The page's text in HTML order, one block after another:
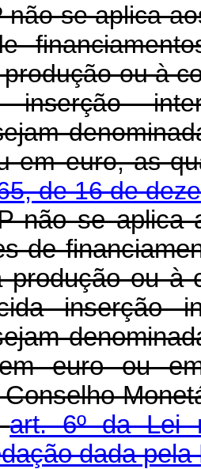
não se aplica
ou à
inserção
em euro, as
de 16 de
não se aplica
de
produção ou à
inserção
euro ou
art. 6º da Lei
dada pela